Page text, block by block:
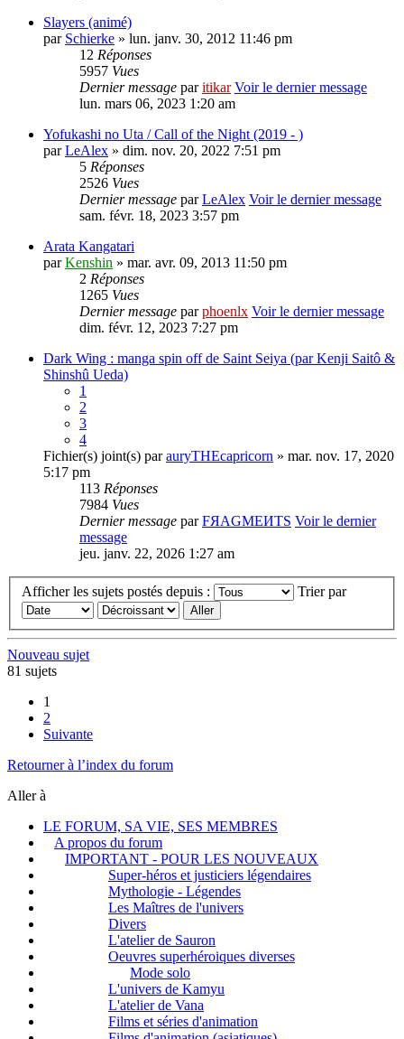
Slayers (animé)
par Schierke » lun. janv. 30, 2012 11:46 pm
12 Réponses
5957 Vues
Dernier message paritikar Voir le dernier message
lun. mars 06, 2023 1:20 am
Yofukashi no Uta / Call of the Night (2019 - )
parLeAlex » dim. nov. 20, 2022 7:51 pm
5 Réponses
2526 Vues
Dernier message parLeAlex Voir le dernier message
sam. févr. 18, 2023 3:57 pm
Arata Kangatari
parKenshin » mar. avr. 09, 2013 11:50 pm
2 Réponses
1265 Vues
Dernier message parphoenlx Voir le dernier message
dim. févr. 12, 2023 7:27 pm
Dark Wing : manga spin off de Saint Seiya (par Kenji Saitô &
Shinshû Ueda)
1
2
3
4
Fichier(s) joint(s) parauryTHEcapricorn » mar. nov. 17, 2020
5:17 pm
113 Réponses
7984 Vues
Dernier message parFЯAGMEИTS Voir le dernier
message
jeu. janv. 22, 2026 1:27 am
Afficher les sujets postés depuis : Trier par
Nouveau sujet
81 sujets
1
2
Suivante
Retourner à l’index du forum
Aller à
LE FORUM, SA VIE, SES MEMBRES
A propos du forum
IMPORTANT - POUR LES NOUVEAUX
Super-héros et justiciers légendaires
Mythologie - Légendes
Les Maîtres de l'univers
Divers
L'atelier de Sauron
Oeuvres superhéroiques diverses
Mode solo
L'univers de Kamyu
L'atelier de Vana
Films et séries d'animation